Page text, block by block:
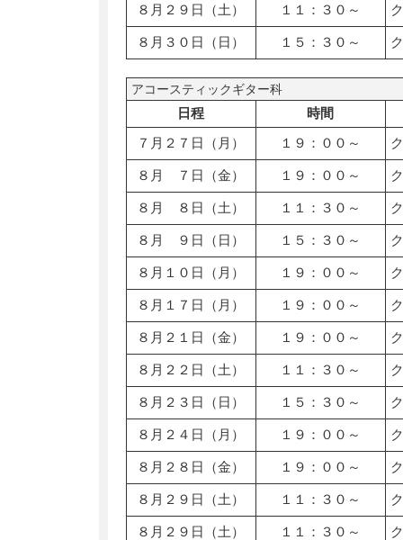
８月２９日（土） １１：３０～
８月３０日（日） １５：３０～
アコースティックギター科
日程
時間
７月２７日（月）
１９：００～
８月 ７日（金） １９：００～
８月 ８日（土） １１：３０～
８月 ９日（日） １５：３０～
８月１０日（月） １９：００～
８月１７日（月） １９：００～
８月２１日（金） １９：００～
８月２２日（土） １１：３０～
８月２３日（日） １５：３０～
８月２４日（月） １９：００～
８月２８日（金） １９：００～
８月２９日（土） １１：３０～
８月２９日（土） １１：３０～